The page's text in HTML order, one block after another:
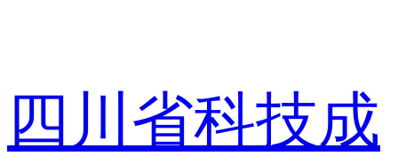
四川省科技成